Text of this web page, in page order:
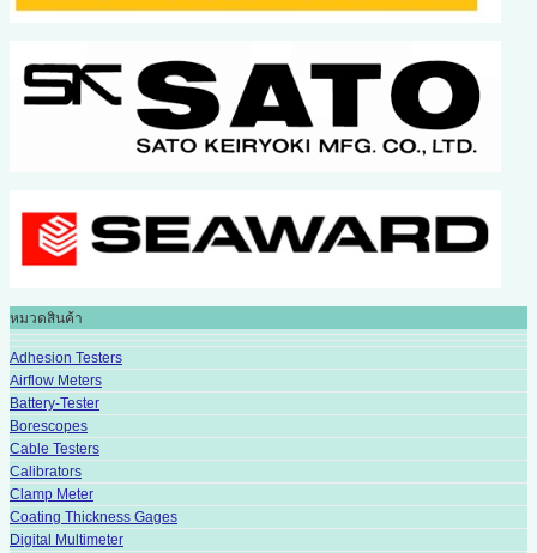
หมวดสินค้า
Adhesion Testers
Airflow Meters
Battery-Tester
Borescopes
Cable Testers
Calibrators
Clamp Meter
Coating Thickness Gages
Digital Multimeter